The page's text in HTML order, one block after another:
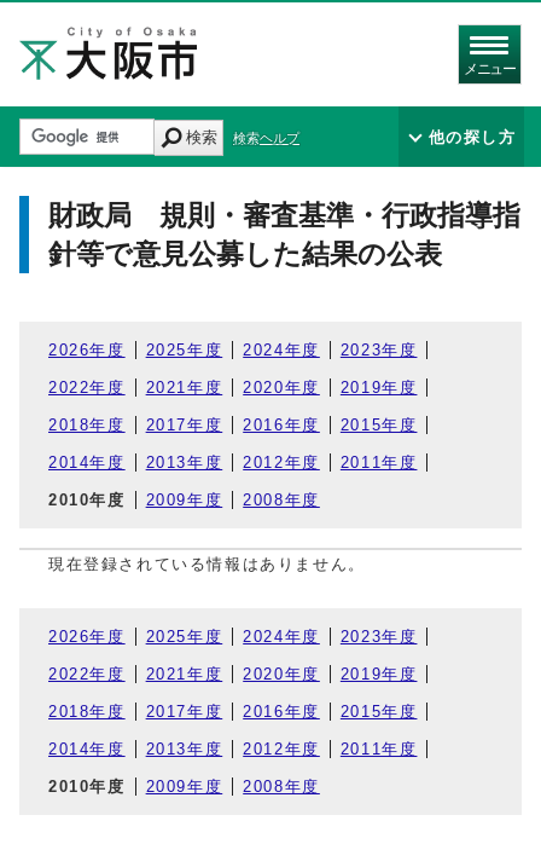
メニュー
検索 検索ヘルプ 他の探し方
財政局 規則・審査基準・行政指導指
針等で意見公募した結果の公表
2026年度 2025年度 2024年度 2023年度
2022年度 2021年度 2020年度 2019年度
2018年度 2017年度 2016年度 2015年度
2014年度 2013年度 2012年度 2011年度
2010年度 2009年度 2008年度
現在登録されている情報はありません。
2026年度 2025年度 2024年度 2023年度
2022年度 2021年度 2020年度 2019年度
2018年度 2017年度 2016年度 2015年度
2014年度 2013年度 2012年度 2011年度
2010年度 2009年度 2008年度